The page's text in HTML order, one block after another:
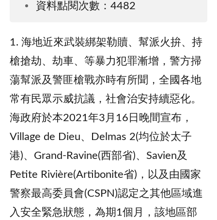
資料點閱次數：4482
1. 海地近來武裝綁架勒贖、幫派火拚、持
槍搶劫、劫車、等暴力犯罪漸增，警方掃
蕩幫派及警匪槍戰亦時有所聞，全國各地
常有民眾示威抗議，社會治安持續惡化。
海政府於本2021年3月16日晚間宣布，
Village de Dieu、Delmas 2(均位於太子
港)、Grand-Ravine(西部省)、Savien及
Petite Rivière(Artibonite省)，以及由國家
警察最高委員會(CSPN)認定之其他區域進
入安全緊急狀態，為期1個月，該地區部